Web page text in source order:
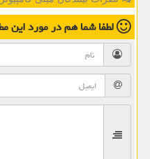
لطفا شما همدر مورد این